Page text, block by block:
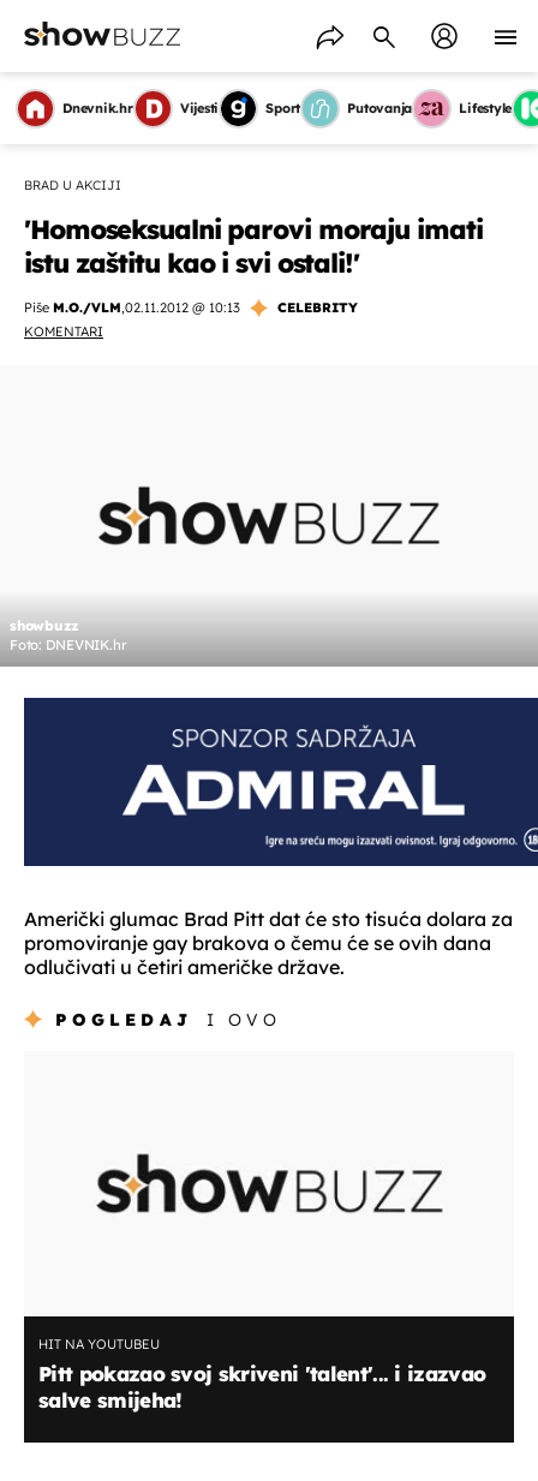
Dnevnik.hr Vijesti Sport Putovanja Lifestyle
BRAD U AKCIJI
'Homoseksualni parovi moraju imati
istu zaštitu kao i svi ostali!'
Piše M.O./VLM,02.11.2012 @ 10:13
CELEBRITY
KOMENTARI
showbuzz
Foto: DNEVNIK.hr
Američki glumac Brad Pitt dat će sto tisuća dolara za
promoviranje gay brakova o čemu će se ovih dana
odlučivati u četiri američke države.
POGLEDAJ I OVO
HIT NA YOUTUBEU
Pitt pokazao svoj skriveni 'talent'... i izazvao
salve smijeha!